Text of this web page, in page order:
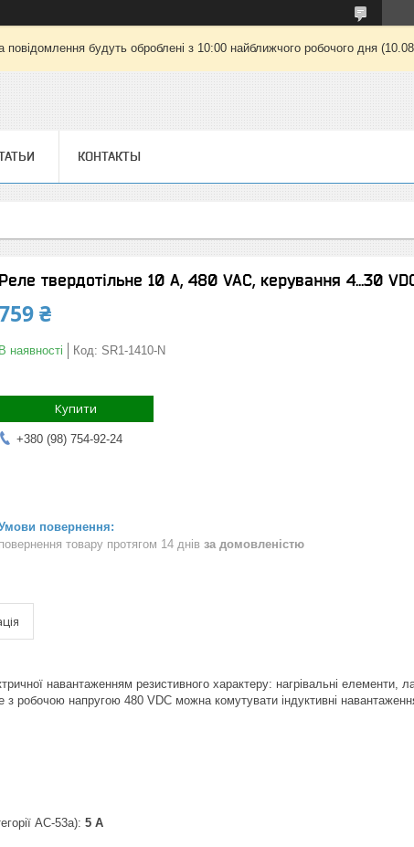
будуть оброблені з 10:00 найближчого робочого дня
КОНТАКТЫ
Реле твердотільне 10 А, 480 VAC, керування 4...30
₴
В наявності Код: SR1-1410-N
Купити
+380 (98) 754-92-24
повернення товару протягом 14 днів за домовленістю
навантаженням резистивного характеру: нагрівальні
з робочою напругою 480 VDC можна комутувати індуктивні
AC-53a): 5 А